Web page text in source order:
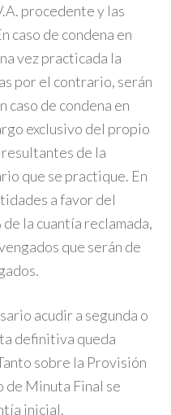
procedente y las
caso de condena en
vez practicada la
por el contrario, serán
caso de condena en
exclusivo del propio
de la
que se practique. En
a favor del
la cuantía reclamada,
que serán de
acudir a segunda o
definitiva queda
sobre la Provisión
de Minuta Final se
inicial.